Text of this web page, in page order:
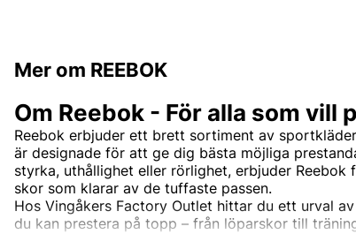
Mer om REEBOK
Om Reebok - För alla som vill
Reebok erbjuder ett brett sortiment av
är designade för att ge dig bästa möjliga
styrka, uthållighet eller rörlighet, erbjuder
skor som klarar av de tuffaste passen.
Hos Vingåkers Factory Outlet hittar du ett urval
du kan prestera på topp – från löparskor till